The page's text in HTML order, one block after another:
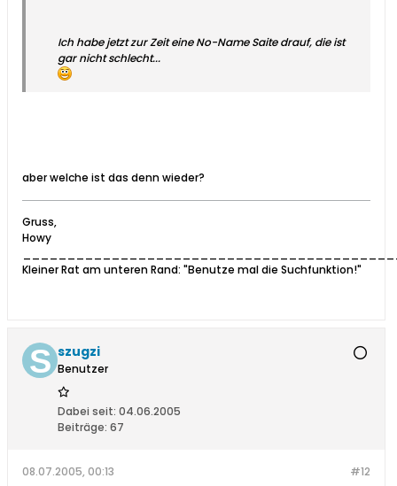
Ich habe jetzt zur Zeit eine No-Name Saite drauf, die ist
gar nicht schlecht...
aber welche ist das denn wieder?
Gruss,
Howy
Kleiner Rat am unteren Rand: "Benutze mal die Suchfunktion!"
szugzi
Benutzer
Dabei seit: 04.06.2005
Beiträge: 67
#12
08.07.2005, 00:13